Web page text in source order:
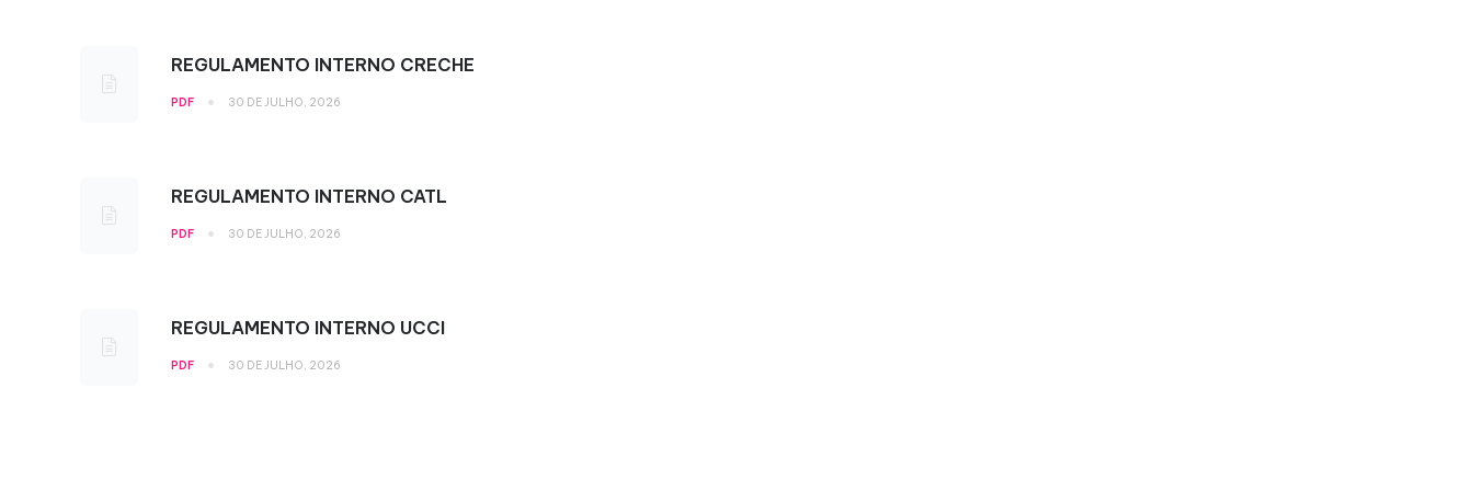
REGULAMENTO INTERNO CRECHE
PDF • 30 DE JULHO, 2026
REGULAMENTO INTERNO CATL
PDF • 30 DE JULHO, 2026
REGULAMENTO INTERNO UCCI
PDF • 30 DE JULHO, 2026